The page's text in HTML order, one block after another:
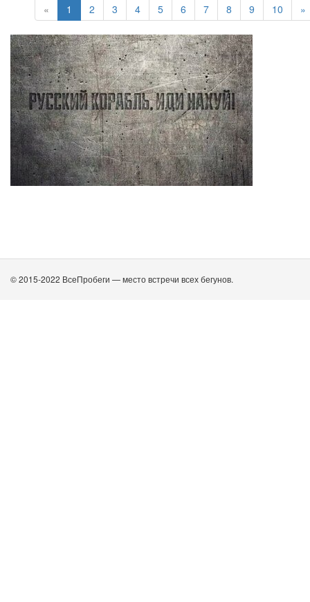
« 1 2 3 4 5 6 7 8 9 10 »
© 2015-2022 ВсеПробеги — место встречи всех бегунов.